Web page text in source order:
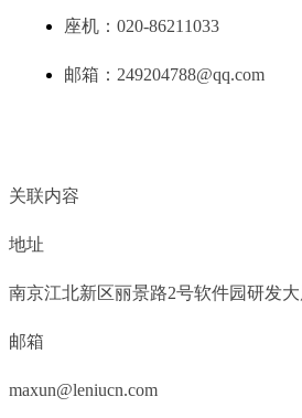
座机：020-86211033
邮箱： 249204788@qq.com
关联内容
地址
南京江北新区丽景路2号软件园研发大
邮箱
maxun@leniucn.com